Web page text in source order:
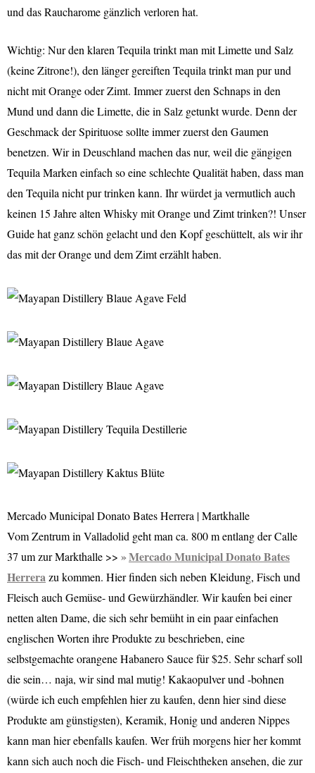
und das Raucharome gänzlich verloren hat.
Wichtig: Nur den klaren Tequila trinkt man mit Limette und Salz
(keine Zitrone!), den länger gereiften Tequila trinkt man pur und
nicht mit Orange oder Zimt. Immer zuerst den Schnaps in den
Mund und dann die Limette, die in Salz getunkt wurde. Denn der
Geschmack der Spirituose sollte immer zuerst den Gaumen
benetzen. Wir in Deuschland machen das nur, weil die gängigen
Tequila Marken einfach so eine schlechte Qualität haben, dass man
den Tequila nicht pur trinken kann. Ihr würdet ja vermutlich auch
keinen 15 Jahre alten Whisky mit Orange und Zimt trinken?! Unser
Guide hat ganz schön gelacht und den Kopf geschüttelt, als wir ihr
das mit der Orange und dem Zimt erzählt haben.
Mercado Municipal Donato Bates Herrera | Martkhalle
Vom Zentrum in Valladolid geht man ca. 800 m entlang der Calle
37 um zur Markthalle >>
Mercado Municipal Donato Bates
Herrerazu kommen. Hier finden sich neben Kleidung, Fisch und
Fleisch auch Gemüse- und Gewürzhändler. Wir kaufen bei einer
netten alten Dame, die sich sehr bemüht in ein paar einfachen
englischen Worten ihre Produkte zu beschrieben, eine
selbstgemachte orangene Habanero Sauce für $25. Sehr scharf soll
die sein… naja, wir sind mal mutig! Kakaopulver und -bohnen
(würde ich euch empfehlen hier zu kaufen, denn hier sind diese
Produkte am günstigsten), Keramik, Honig und anderen Nippes
kann man hier ebenfalls kaufen. Wer früh morgens hier her kommt
kann sich auch noch die Fisch- und Fleischtheken ansehen, die zur